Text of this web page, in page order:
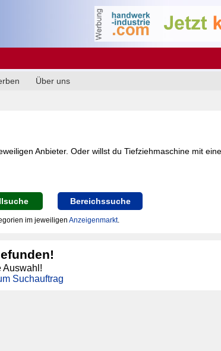
Über uns
Anbieter. Oder willst du Tiefziehmaschine mit
Bereichssuche
im jeweiligen Anzeigenmarkt.
Auswahl!
Suchauftrag